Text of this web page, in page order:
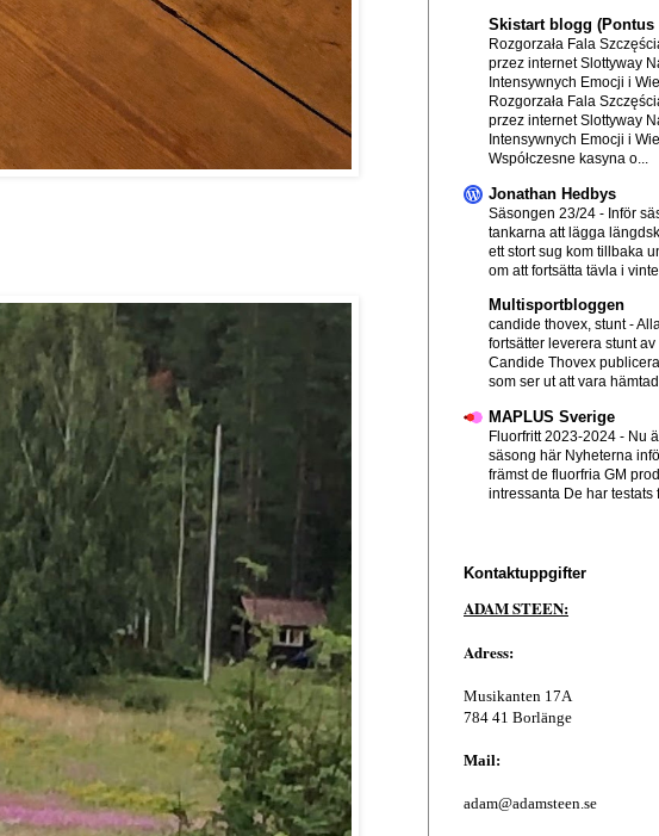
Skistart blogg (Pontus
Rozgorzała Fala
przez internet Slottyway
Intensywnych Emocji i
Rozgorzała Fala
przez internet Slottyway
Intensywnych Emocji i
Współczesne kasyna o...
Jonathan Hedbys
Säsongen 23/24 - Inför
tankarna att lägga
ett stort sug kom tillbaka
om att fortsätta tävla i
Multisportbloggen
candide thovex, stunt-
fortsätter leverera stunt
Candide Thovex
som ser ut att vara
MAPLUS Sverige
Fluorfritt 2023-2024 - Nu
säsong här Nyheterna
främst de fluorfria GM
intressanta De har testats
Kontaktuppgifter
ADAM STEEN:
Adress:
Musikanten 17A
784 41 Borlänge
Mail:
adam@adamsteen.se